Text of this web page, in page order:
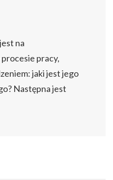
na
pracy,
jaki jest jego
Następna jest